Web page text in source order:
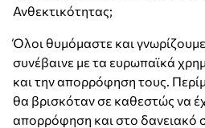
Ανθεκτικότητας;
Όλοι θυμόμαστε και
συνέβαινε με τα ευρωπαϊκά
και την απορρόφηση τους.
θα βρισκόταν σε καθεστώς να
απορρόφηση και στο δανειακό